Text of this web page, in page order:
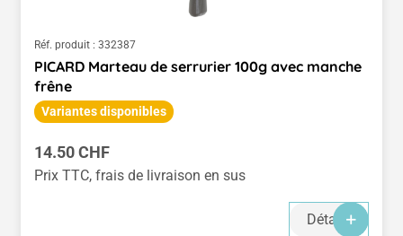
Réf. produit : 332387
PICARD Marteau de serrurier 100g avec manche
frêne
Variantes disponibles
Prix régulier :
14.50 CHF
Prix TTC, frais de livraison en sus
Détails